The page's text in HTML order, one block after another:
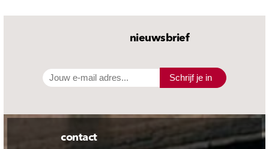
nieuwsbrief
Schrijf je in
contact